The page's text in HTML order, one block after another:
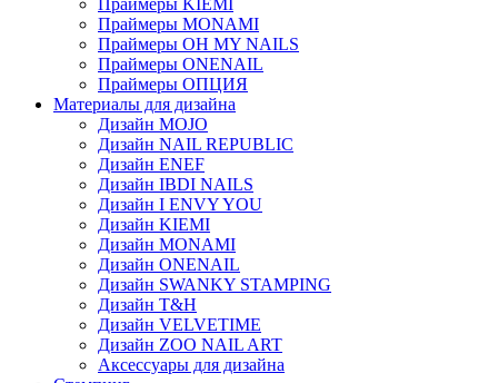
Праймеры KIEMI
Праймеры MONAMI
Праймеры OH MY NAILS
Праймеры ONENAIL
Праймеры ОПЦИЯ
Материалы для дизайна
Дизайн MOJO
Дизайн NAIL REPUBLIC
Дизайн ENEF
Дизайн IBDI NAILS
Дизайн I ENVY YOU
Дизайн KIEMI
Дизайн MONAMI
Дизайн ONENAIL
Дизайн SWANKY STAMPING
Дизайн T&H
Дизайн VELVETIME
Дизайн ZOO NAIL ART
Аксессуары для дизайна